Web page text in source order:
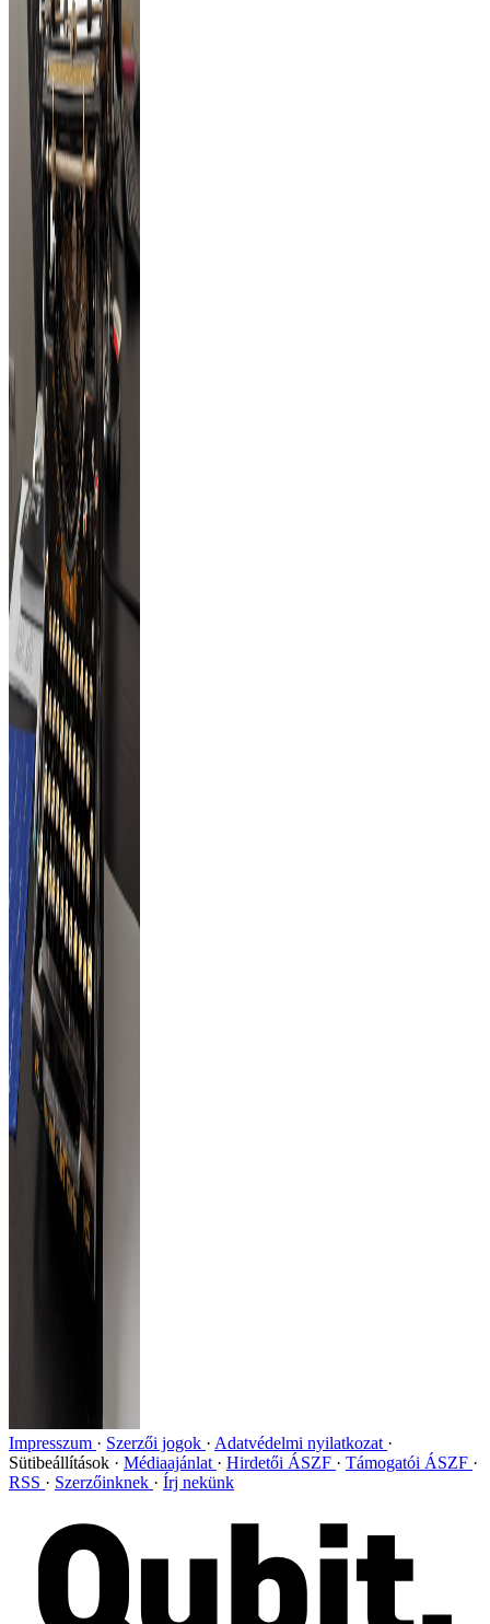
Impresszum Szerzői jogok
Adatvédelmi nyilatkozat
Sütibeállítások
Médiaajánlat Hirdetői ÁSZF
Támogatói ÁSZF
RSS
Szerzőinknek Írj nekünk